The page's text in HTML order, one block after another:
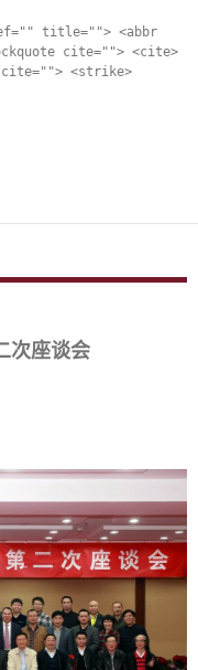
title=""> <abbr
cite=""> <cite>
cite=""> <strike>
次座谈会